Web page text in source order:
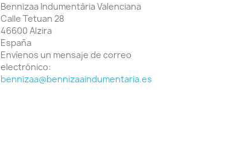
Bennizaa Indumentària Valenciana
Calle Tetuan 28
46600 Alzira
España
Envíenos un mensaje de correo
electrónico:
bennizaa@bennizaaindumentaria.es